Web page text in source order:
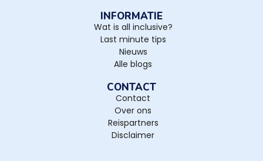
INFORMATIE
Wat is all inclusive?
Last minute tips
Nieuws
Alle blogs
CONTACT
Contact
Over ons
Reispartners
Disclaimer